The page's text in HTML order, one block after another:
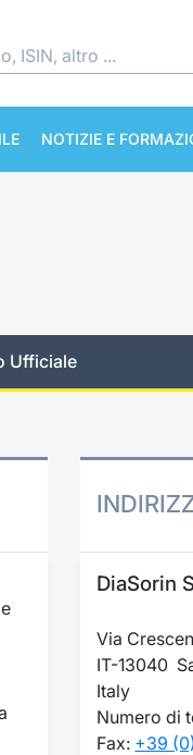
NOTIZIE E
Ufficiale
DiaSorin
Via
IT-13040
Italy
Numero di
Fax: +39